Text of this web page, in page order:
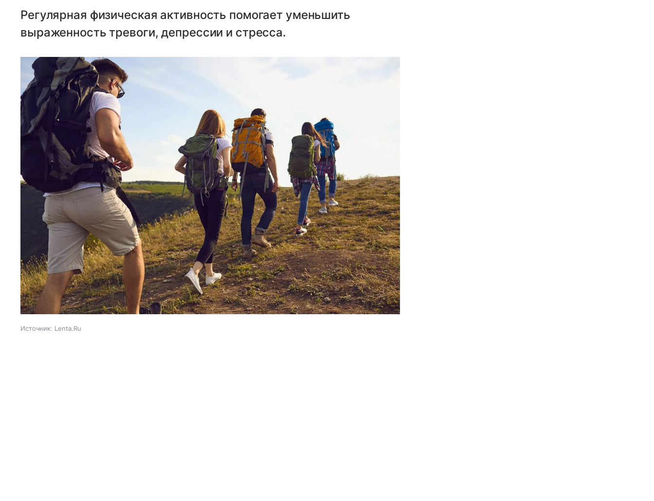
Регулярная физическая активность помогает уменьшить
выраженность тревоги, депрессии и стресса.
Источник: Lenta.Ru